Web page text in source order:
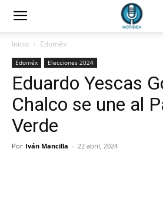
Inicio Edoméx
Edoméx Elecciones 2024
Eduardo Yescas
Chalco se une al
Verde
Por Iván Mancilla - 22 abril, 2024